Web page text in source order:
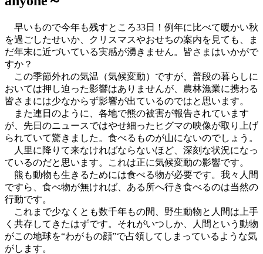
早いもので今年も残すところ33日！例年に比べて暖かい秋
を過ごしたせいか、クリスマスやおせちの案内を見ても、ま
だ年末に近づいている実感が湧きません。皆さまはいかがで
すか？
この季節外れの気温（気候変動）ですが、普段の暮らしに
おいては押し迫った影響はありませんが、農林漁業に携わる
皆さまには少なからず影響が出ているのではと思います。
また連日のように、各地で熊の被害が報告されています
が、先日のニュースではやせ細ったヒグマの映像が取り上げ
られていて驚きました。食べるものが山にないのでしょう。
人里に降りて来なければならないほど、深刻な状況になっ
ているのだと思います。これは正に気候変動の影響です。
熊も動物も生きるためには食べる物が必要です。我々人間
ですら、食べ物が無ければ、ある所へ行き食べるのは当然の
行動です。
これまで少なくとも数千年もの間、野生動物と人間は上手
く共存してきたはずです。それがいつしか、人間という動物
がこの地球を“わがもの顔”で占領してしまっているような気
がします。